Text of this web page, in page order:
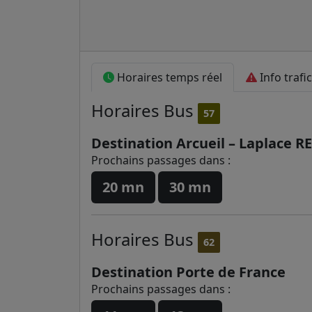
Horaires temps réel Info trafic
Horaires Bus 57
Destination Arcueil – Laplace
Prochains passages dans :
20 mn 30 mn
Horaires Bus 62
Destination Porte de France
Prochains passages dans :